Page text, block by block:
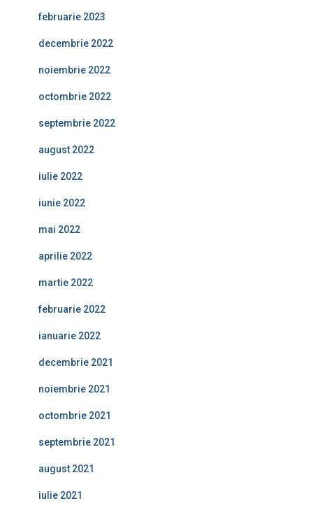
februarie 2023
decembrie 2022
noiembrie 2022
octombrie 2022
septembrie 2022
august 2022
iulie 2022
iunie 2022
mai 2022
aprilie 2022
martie 2022
februarie 2022
ianuarie 2022
decembrie 2021
noiembrie 2021
octombrie 2021
septembrie 2021
august 2021
iulie 2021